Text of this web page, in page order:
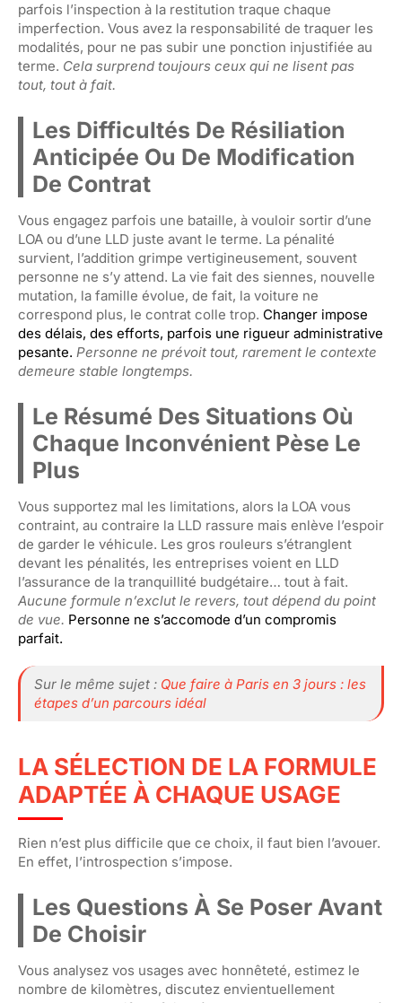
parfois l’inspection à la restitution traque chaque
imperfection. Vous avez la responsabilité de traquer les
modalités, pour ne pas subir une ponction injustifiée au
terme. Cela surprend toujours ceux qui ne lisent pas
tout, tout à fait.
Les Difficultés De Résiliation
Anticipée Ou De Modification
De Contrat
Vous engagez parfois une bataille, à vouloir sortir d’une
LOA ou d’une LLD juste avant le terme. La pénalité
survient, l’addition grimpe vertigineusement, souvent
personne ne s’y attend. La vie fait des siennes, nouvelle
mutation, la famille évolue, de fait, la voiture ne
correspond plus, le contrat colle trop. Changer impose
des délais, des efforts, parfois une rigueur administrative
pesante. Personne ne prévoit tout, rarement le contexte
demeure stable longtemps.
Le Résumé Des Situations Où
Chaque Inconvénient Pèse Le
Plus
Vous supportez mal les limitations, alors la LOA vous
contraint, au contraire la LLD rassure mais enlève l’espoir
de garder le véhicule. Les gros rouleurs s’étranglent
devant les pénalités, les entreprises voient en LLD
l’assurance de la tranquillité budgétaire… tout à fait.
Aucune formule n’exclut le revers, tout dépend du point
de vue. Personne ne s’accomode d’un compromis
parfait.
Sur le même sujet : Que faire à Paris en 3 jours : les
étapes d’un parcours idéal
LA SÉLECTION DE LA FORMULE
ADAPTÉE À CHAQUE USAGE
Rien n’est plus difficile que ce choix, il faut bien l’avouer.
En effet, l’introspection s’impose.
Les Questions À Se Poser Avant
De Choisir
Vous analysez vos usages avec honnêteté, estimez le
nombre de kilomètres, discutez envientuellement